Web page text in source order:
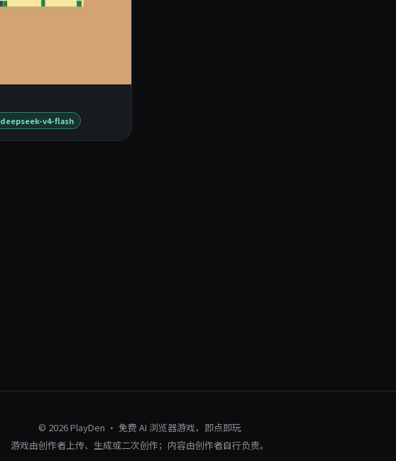
deepseek-v4-flash
© 2026 PlayDen · 免费 AI 浏览器游戏，即点即玩
游戏由创作者上传、生成或二次创作；内容由创作者自行负责。